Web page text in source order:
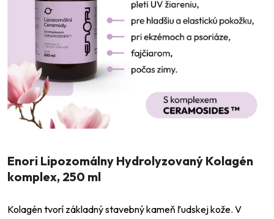
Enori Lipozomálny Hydrolyzovaný Kolagén
komplex, 250 ml
Kolagén tvorí základný stavebný kameň ľudskej kože. V